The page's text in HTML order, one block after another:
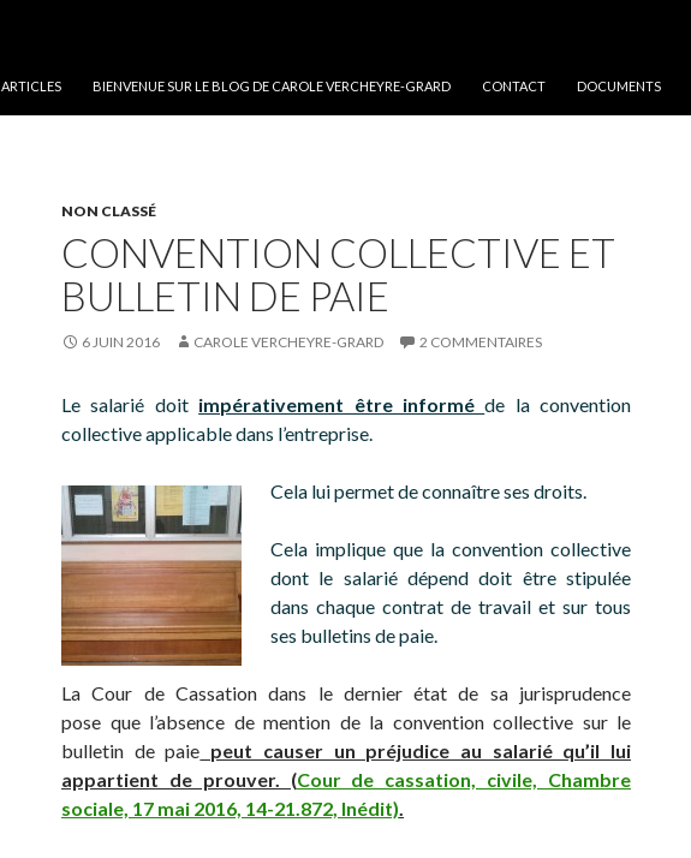
ARTICLES BIENVENUE SUR LE BLOG DE CAROLE VERCHEYRE-GRARD CONTACT DOCUMENTS
NON CLASSÉ
CONVENTION COLLECTIVE ET
BULLETIN DE PAIE
6 JUIN 2016 CAROLE VERCHEYRE-GRARD 2 COMMENTAIRES
Le salarié doit impérativement être informéde la convention
collective applicable dans l’entreprise.
Cela lui permet de connaître ses droits.
Cela implique que la convention collective
dont le salarié dépend doit être stipulée
dans chaque contrat de travail et sur tous
ses bulletins de paie.
La Cour de Cassation dans le dernier état de sa jurisprudence
pose que l’absence de mention de la convention collective sur le
bulletin de paie peut causer un préjudice au salarié qu’il lui
appartient de prouver. (Cour de cassation, civile, Chambre
sociale, 17 mai 2016, 14-21.872, Inédit).